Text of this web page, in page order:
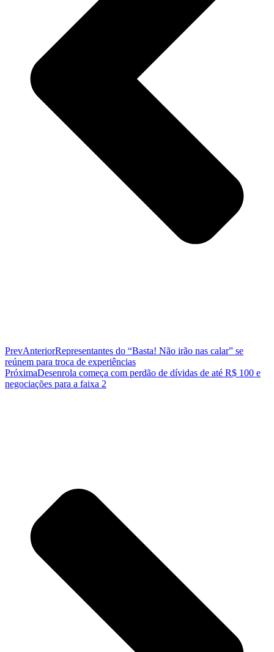
PrevAnteriorRepresentantes do “Basta! Não irão nas calar” se
reúnem para troca de experiências
PróximaDesenrola começa com perdão de dívidas de até R$ 100 e
negociações para a faixa 2